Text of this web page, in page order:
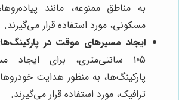
به مناطق ممنوعه، مانند
مسکونی، مورد استفاده قرار می‌گیرند.
ایجاد مسیرهای موقت در
105 سانتی‌متری، برای
پارکینگ‌ها، به منظور هدایت
ترافیک، مورد استفاده قرار می‌گیرند.